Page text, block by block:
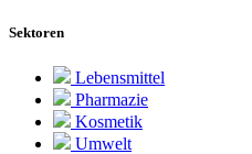
Sektoren
Lebensmittel
Pharmazie
Kosmetik
Umwelt